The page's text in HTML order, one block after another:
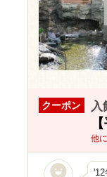
クーポン 入
他